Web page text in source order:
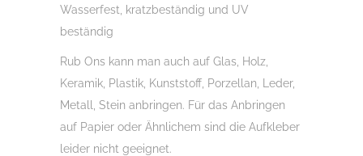
Wasserfest, kratzbeständig und UV
beständig
Rub Ons kann man auch auf Glas, Holz,
Keramik, Plastik, Kunststoff, Porzellan, Leder,
Metall, Stein anbringen. Für das Anbringen
auf Papier oder Ähnlichem sind die Aufkleber
leider nicht geeignet.